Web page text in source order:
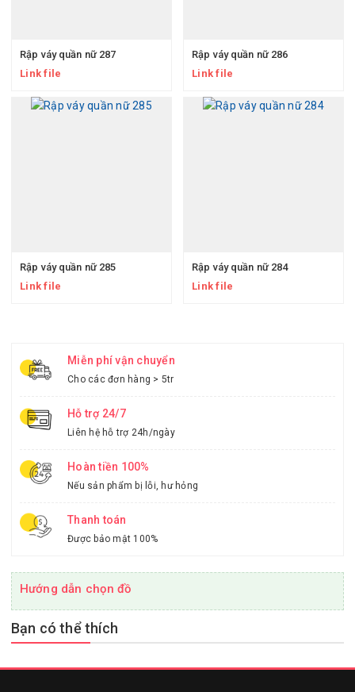
Rập váy quần nữ 287
Link file
Rập váy quần nữ 286
Link file
Rập váy quần nữ 285
Link file
Rập váy quần nữ 284
Link file
Miễn phí vận chuyển
Cho các đơn hàng > 5tr
Hỗ trợ 24/7
Liên hệ hỗ trợ 24h/ngày
Hoàn tiền 100%
Nếu sản phẩm bị lỗi, hư hỏng
Thanh toán
Được bảo mật 100%
Hướng dẫn chọn đồ
Bạn có thể thích